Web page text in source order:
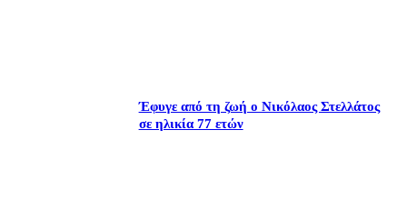
Έφυγε από τη ζωή ο Νικόλαος Στελλάτος
σε ηλικία 77 ετών